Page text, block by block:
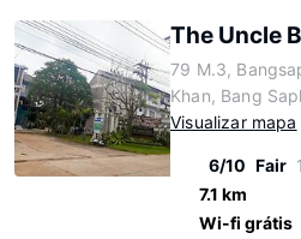
The Uncle
79 M.3,
Khan, Bang
Visualizar mapa
6/10 Fair
7.1 km
Wi-fi grátis